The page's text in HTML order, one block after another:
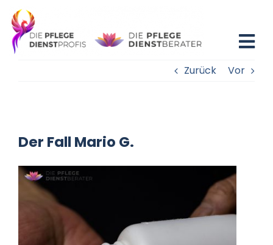
Zum
Inhalt
springen
Fortbildung
Zurück Vor
Der Fall Mario G.